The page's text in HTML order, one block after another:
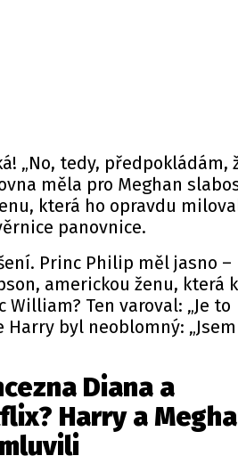
„No, tedy, předpokládám,
měla pro Meghan
která ho opravdu
panovnice.
Princ Philip měl jasno –
americkou ženu, která
Ten varoval: „Je to
byl neoblomný:
Diana a
Harry a